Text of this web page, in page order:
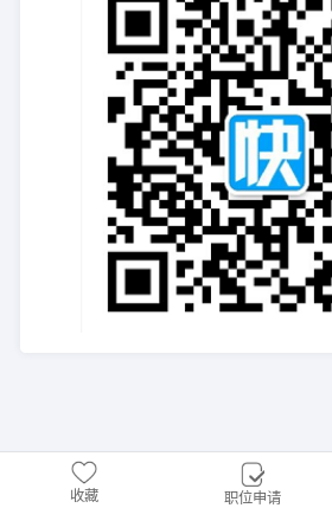
收藏 职位申请